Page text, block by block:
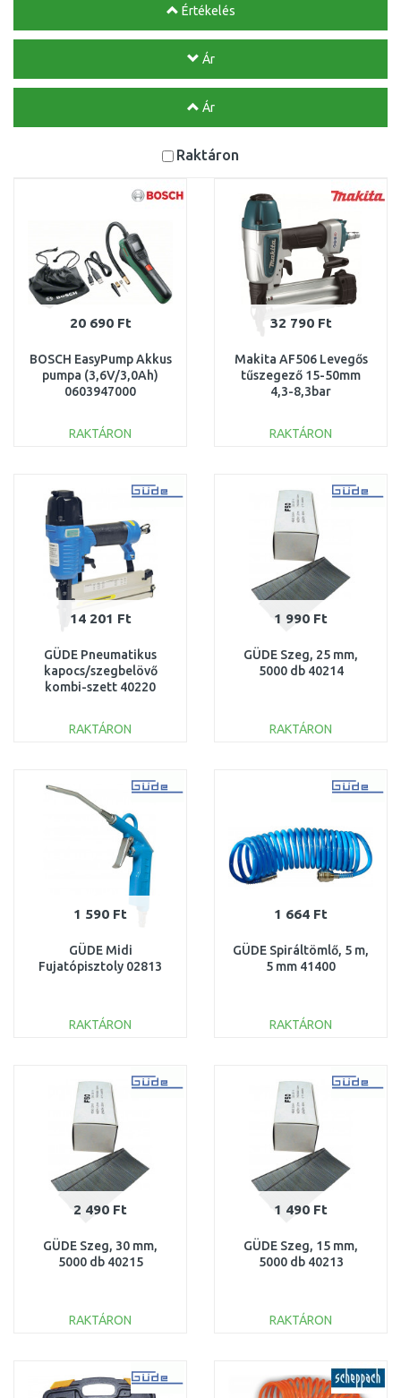
Értékelés
Ár
Ár
Raktáron
20 690 Ft
BOSCH EasyPump Akkus
pumpa (3,6V/3,0Ah)
0603947000
RAKTÁRON
Összehasonlítás
32 790 Ft
Makita AF506 Levegős
tűszegező 15-50mm
4,3-8,3bar
RAKTÁRON
Összehasonlítás
14 201 Ft
GÜDE Pneumatikus
kapocs/szegbelövő
kombi-szett 40220
RAKTÁRON
Összehasonlítás
1 990 Ft
GÜDE Szeg, 25 mm,
5000 db 40214
RAKTÁRON
Összehasonlítás
1 590 Ft
GÜDE Midi
Fujatópisztoly 02813
RAKTÁRON
Összehasonlítás
1 664 Ft
GÜDE Spiráltömlő, 5 m,
5 mm 41400
RAKTÁRON
Összehasonlítás
2 490 Ft
GÜDE Szeg, 30 mm,
5000 db 40215
RAKTÁRON
Összehasonlítás
1 490 Ft
GÜDE Szeg, 15 mm,
5000 db 40213
RAKTÁRON
Összehasonlítás